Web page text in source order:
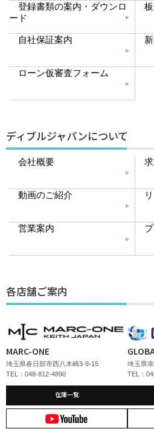
登録書類の案内・ダウンロ
ード
自社保証案内
ローン仮審査フォーム
ディブルジャパンについて
会社概要
動画のご紹介
営業案内
各店舗ご案内
MARC-ONE
埼玉県春日部市西八木崎3-9-15
TEL：048-812-4890
在庫一覧
埼玉県
TEL：